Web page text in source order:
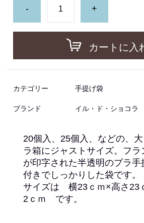
- +
カートに入
カテゴリー 手提げ袋
ブランド イル・ド・ショコラ
20個入、25個入、などの、
ラ箱にジャストサイズ。フラ
が印字された半透明のプラ手
付きでしっかりした袋です。
サイズは 横23ｃｍ×高さ23
2ｃｍ です。